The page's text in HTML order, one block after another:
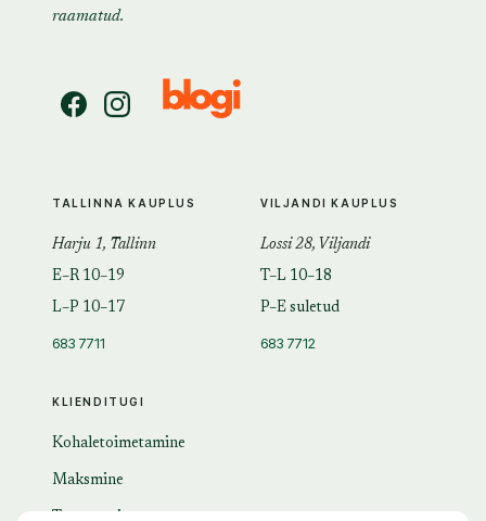
raamatud.
KLIENDITUGI
Kohaletoimetamine
Maksmine
TALLINNA KAUPLUS
Harju 1, Tallinn
E–R 10–19
L–P 10–17
683 7711
VILJANDI KAUPLUS
Lossi 28, Viljandi
T–L 10–18
P–E suletud
683 7712